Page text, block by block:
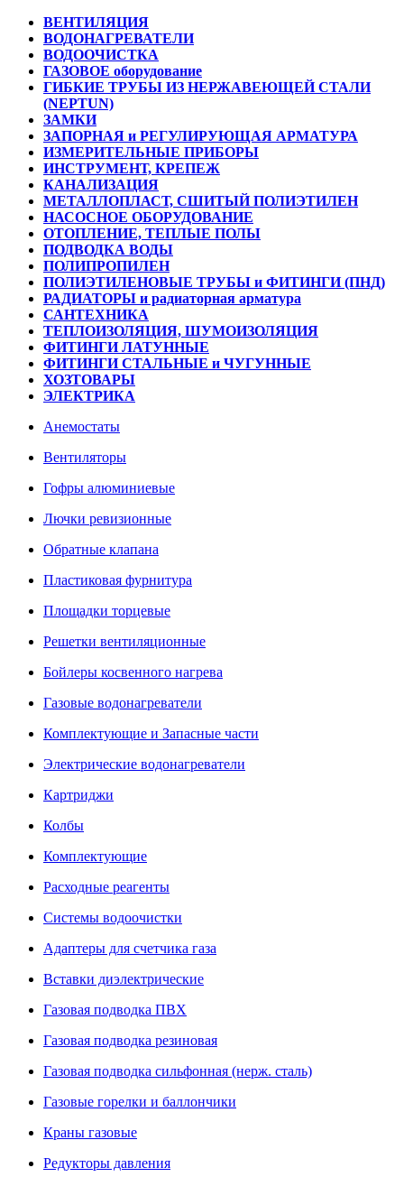
ВЕНТИЛЯЦИЯ
ВОДОНАГРЕВАТЕЛИ
ВОДООЧИСТКА
ГАЗОВОЕ оборудование
ГИБКИЕ ТРУБЫ ИЗ НЕРЖАВЕЮЩЕЙ СТАЛИ
(NEPTUN)
ЗАМКИ
ЗАПОРНАЯ и РЕГУЛИРУЮЩАЯ АРМАТУРА
ИЗМЕРИТЕЛЬНЫЕ ПРИБОРЫ
ИНСТРУМЕНТ, КРЕПЕЖ
КАНАЛИЗАЦИЯ
МЕТАЛЛОПЛАСТ, СШИТЫЙ ПОЛИЭТИЛЕН
НАСОСНОЕ ОБОРУДОВАНИЕ
ОТОПЛЕНИЕ, ТЕПЛЫЕ ПОЛЫ
ПОДВОДКА ВОДЫ
ПОЛИПРОПИЛЕН
ПОЛИЭТИЛЕНОВЫЕ ТРУБЫ и ФИТИНГИ (ПНД)
РАДИАТОРЫ и радиаторная арматура
САНТЕХНИКА
ТЕПЛОИЗОЛЯЦИЯ, ШУМОИЗОЛЯЦИЯ
ФИТИНГИ ЛАТУННЫЕ
ФИТИНГИ СТАЛЬНЫЕ и ЧУГУННЫЕ
ХОЗТОВАРЫ
ЭЛЕКТРИКА
Анемостаты
Вентиляторы
Гофры алюминиевые
Лючки ревизионные
Обратные клапана
Пластиковая фурнитура
Площадки торцевые
Решетки вентиляционные
Бойлеры косвенного нагрева
Газовые водонагреватели
Комплектующие и Запасные части
Электрические водонагреватели
Картриджи
Колбы
Комплектующие
Расходные реагенты
Системы водоочистки
Адаптеры для счетчика газа
Вставки диэлектрические
Газовая подводка ПВХ
Газовая подводка резиновая
Газовая подводка сильфонная (нерж. сталь)
Газовые горелки и баллончики
Краны газовые
Редукторы давления